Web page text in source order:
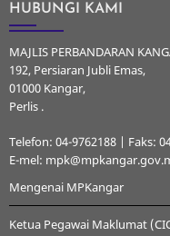
HUBUNGI KAMI
MAJLIS PERBANDARAN
192, Persiaran Jubli Emas,
01000 Kangar,
Perlis .
Telefon: 04-9762188 | Faks:
E-mel:
Mengenai MPKangar
Ketua Pegawai Maklumat